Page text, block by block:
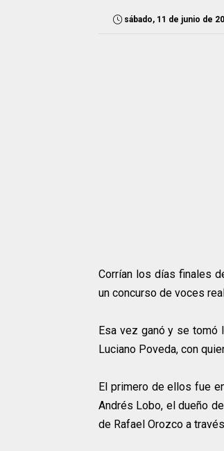
sábado, 11 de junio de
Corrían los días finales
un concurso de voces
Esa vez ganó y se tomó
Luciano Poveda, con
El primero de ellos fue
Andrés Lobo, el dueño
de Rafael Orozco a